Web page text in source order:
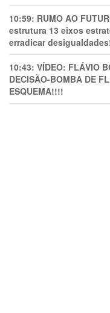
10:59: RUMO AO
estrutura 13 eixos
erradicar
10:43: VÍDEO: FLÁVIO
DECISÃO-BOMBA DE
ESQUEMA!!!!